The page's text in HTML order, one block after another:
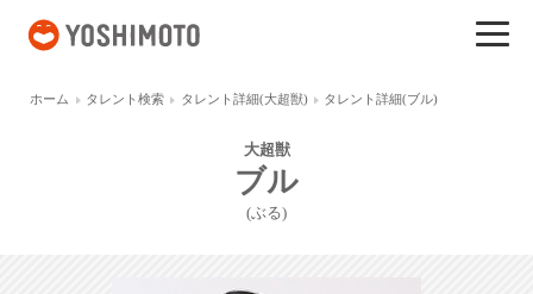
ホーム タレント検索 タレント詳細(大超獣) タレント詳細(ブル)
大超獣
ブル
(ぶる)